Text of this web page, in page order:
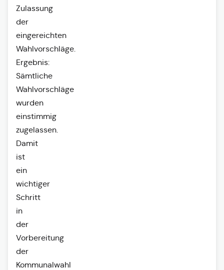
Zulassung
der
eingereichten
Wahlvorschläge.
Ergebnis:
Sämtliche
Wahlvorschläge
wurden
einstimmig
zugelassen.
Damit
ist
ein
wichtiger
Schritt
in
der
Vorbereitung
der
Kommunalwahl